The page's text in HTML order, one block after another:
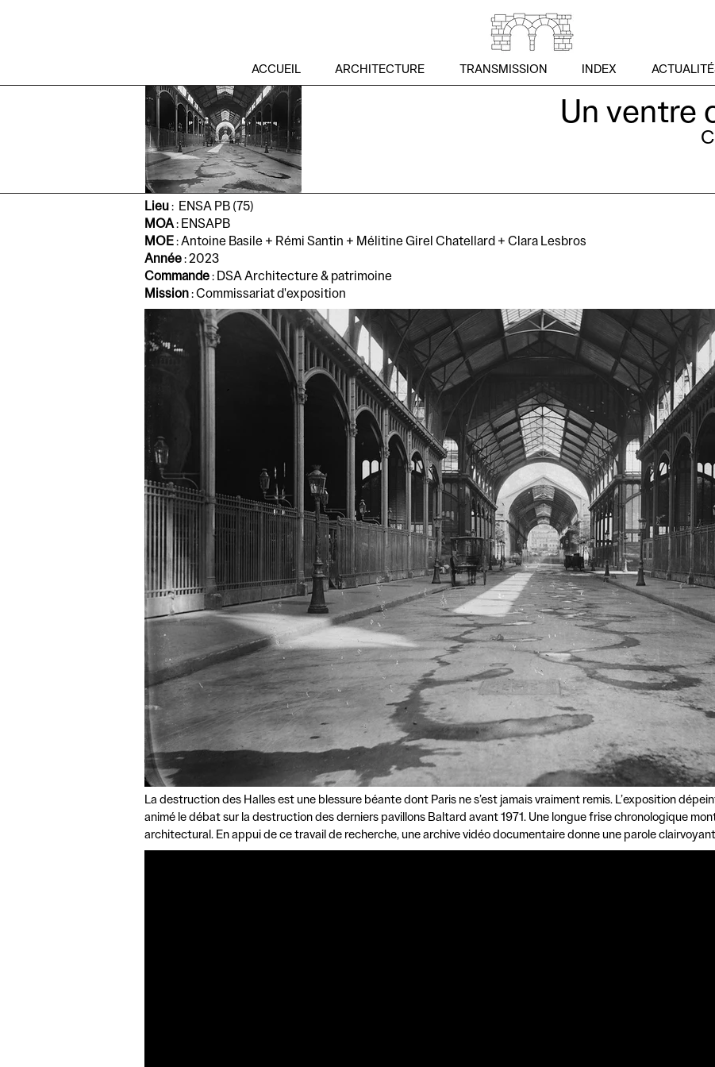
ACCUEIL ARCHITECTURE TRANSMISSION INDEX
Un ventre
Lieu : ENSA PB (75)
MOA: ENSAPB
MOE : Antoine Basile + Rémi Santin + Mélitine Girel Chatellard + Clara Lesbros
Année : 2023
Commande : DSA Architecture & patrimoine
Mission : Commissariat d'exposition
La destruction des Halles est une blessure béante dont Paris ne s’est jamais vraiment remis. L’exposition
animé le débat sur la destruction des derniers pavillons Baltard avant 1971. Une longue frise chronologique
architectural. En appui de ce travail de recherche, une archive vidéo documentaire donne une parole